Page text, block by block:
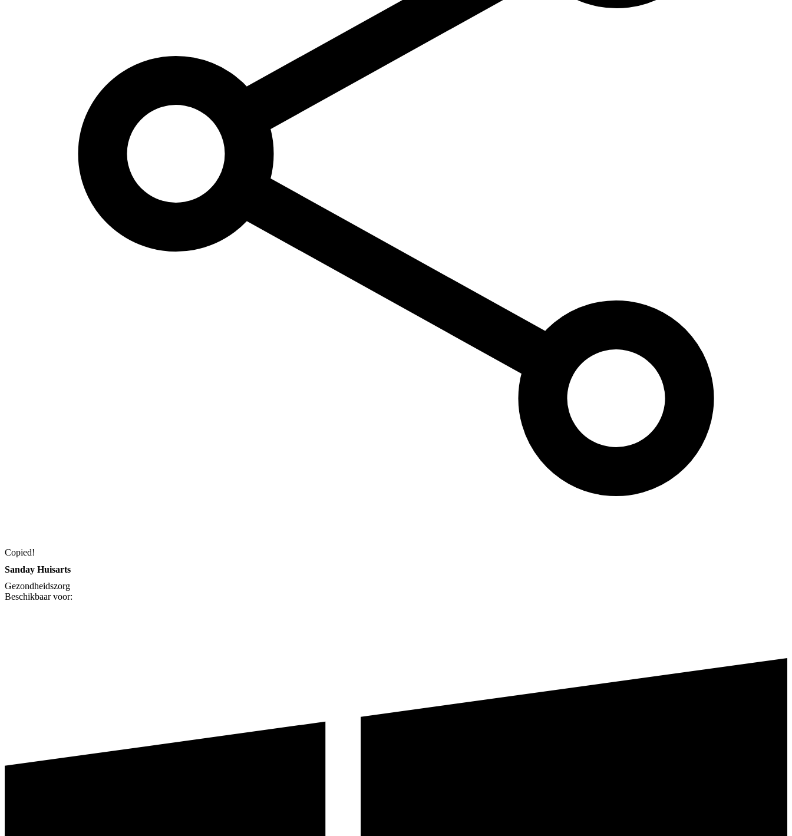
Copied!
Sanday Huisarts
Gezondheidszorg
Beschikbaar voor: